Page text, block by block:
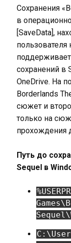
Сохранения
в
[SaveData],
пользователя
сохранений в
OneDrive. На
Borderlands
сюжет и
только на
прохождения
Путь до
Sequel в